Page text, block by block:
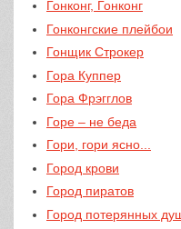
Гонконг, Гонконг
Гонконгские плейбои
Гонщик Строкер
Гора Куппер
Гора Фрэгглов
Горе – не беда
Гори, гори ясно...
Город крови
Город пиратов
Город потерянных